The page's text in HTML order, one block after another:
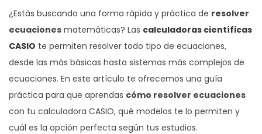
¿Estás buscando una forma rápida y práctica de resolver
ecuaciones matemáticas? Las calculadoras científicas
CASIO te permiten resolver todo tipo de ecuaciones,
desde las más básicas hasta sistemas más complejos de
ecuaciones. En este artículo te ofrecemos una guía
práctica para que aprendas cómo resolver ecuaciones
con tu calculadora CASIO, qué modelos te lo permiten y
cuál es la opción perfecta según tus estudios.